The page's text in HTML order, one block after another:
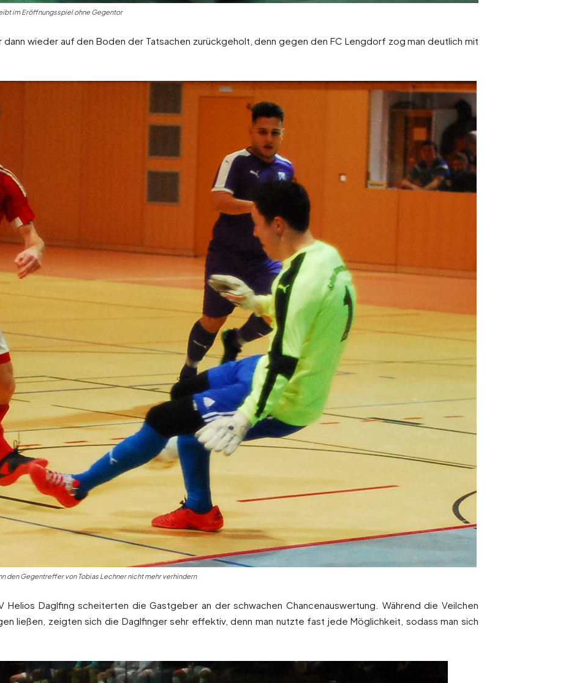
im Eröffnungsspiel ohne Gegentor
wieder auf den Boden der Tatsachen zurückgeholt, denn gegen den FC Lengdorf zog man deutlich mit
den Gegentreffer von Tobias Lechner nicht mehr verhindern
Helios Daglfing scheiterten die Gastgeber an der schwachen Chancenauswertung. Während die Veilchen
ließen, zeigten sich die Daglfinger sehr effektiv, denn man nutzte fast jede Möglichkeit, sodass man sich